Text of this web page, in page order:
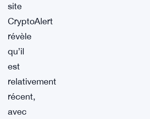
site
CryptoAlert
révèle
qu’il
est
relativement
récent,
avec